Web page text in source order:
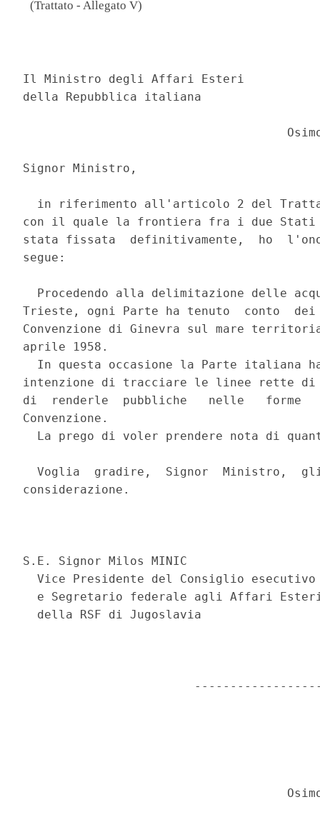
(Trattato - Allegato V)
Il Ministro degli Affari Esteri
della Repubblica italiana
Signor Ministro,
in riferimento all'articolo 2 del
con il quale la frontiera fra i due
stata fissata  definitivamente,  ho
segue:
Procedendo alla delimitazione delle
Trieste, ogni Parte ha tenuto  conto
Convenzione di Ginevra sul mare
aprile 1958.
In questa occasione la Parte italiana
intenzione di tracciare le linee rette di
di  renderle  pubbliche   nelle   forme
Convenzione.
La prego di voler prendere nota di
Voglia  gradire,  Signor  Ministro,
considerazione.
S.E. Signor Milos MINIC
Vice Presidente del Consiglio
e Segretario federale agli Affari
  della RSF di Jugoslavia